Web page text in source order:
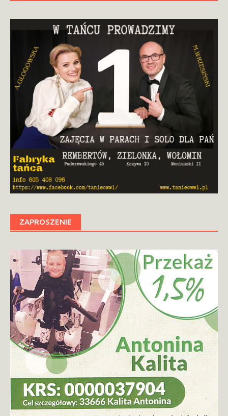
ZAPROSZENIE